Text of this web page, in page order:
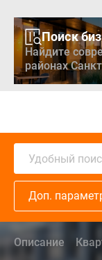
Поиск
Найдите
районах
Удобный
Доп.
Описание